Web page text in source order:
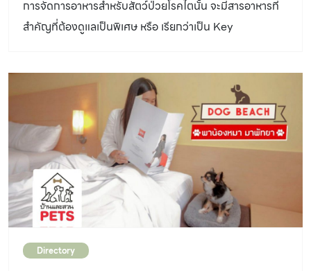
การจัดการอาหารสำหรับสัตว์ป่วยโรคไตนั้น จะมีสารอาหารที่
สำคัญที่ต้องดูแลเป็นพิเศษ หรือ เรียกว่าเป็น Key
Directory